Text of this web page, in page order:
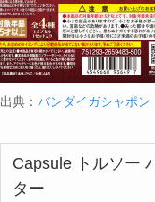
出典： バンダイガシャポン
Capsule トルソー
ター